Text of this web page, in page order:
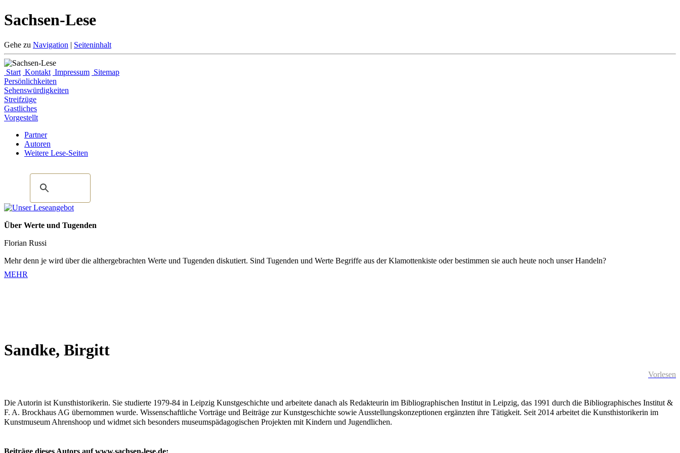
Sachsen-Lese
Gehe zu Navigation | Seiteninhalt
Start Kontakt Impressum Sitemap
Persönlichkeiten
Sehenswürdigkeiten
Streifzüge
Gastliches
Vorgestellt
Partner
Autoren
Weitere Lese-Seiten
Über Werte und Tugenden
Florian Russi
Mehr denn je wird über die althergebrachten Werte und Tugenden diskutiert. Sind Tugenden und Werte Begriffe aus der Klamottenkiste oder bestimmen sie auch heute noch unser Handeln?
MEHR
Sandke, Birgitt
Vorlesen
Die Autorin ist Kunsthistorikerin. Sie studierte 1979-84 in Leipzig Kunstgeschichte und arbeitete danach als Redakteurin im Bibliographischen Institut in Leipzig, das 1991 durch die Bibliographisches Institut &
F. A. Brockhaus AG übernommen wurde. Wissenschaftliche Vorträge und Beiträge zur Kunstgeschichte sowie Ausstellungskonzeptionen ergänzten ihre Tätigkeit. Seit 2014 arbeitet die Kunsthistorikerin im
Kunstmuseum Ahrenshoop und widmet sich besonders museumspädagogischen Projekten mit Kindern und Jugendlichen.
Beiträge dieses Autors auf www.sachsen-lese.de: